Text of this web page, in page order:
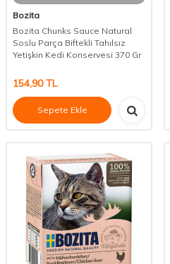
Bozita
Bozita Chunks Sauce Natural
Soslu Parça Biftekli Tahılsız
Yetişkin Kedi Konservesi 370 Gr
154,90TL
Sepete Ekle